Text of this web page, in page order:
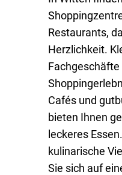
Restaurants,
Herzlichkeit.
Cafés und
bieten Ihnen
leckeres
kulinarische
Sie sich auf